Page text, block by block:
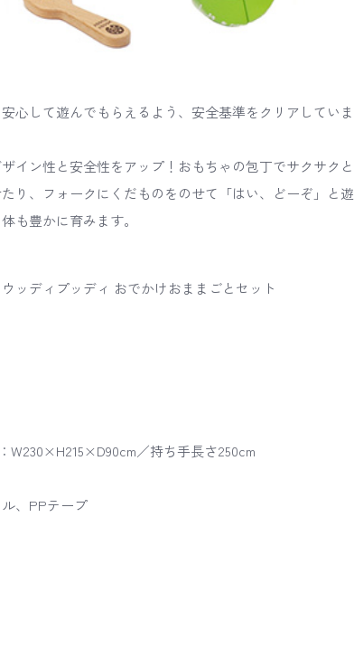
心して遊んでもらえるよう、安全基準をクリアしていま
イン性と安全性をアップ！おもちゃの包丁でサクサクと
り、フォークにくだものをのせて「はい、どーぞ」と遊
も豊かに育みます。
ッディプッディ おでかけおままごとセット
／持ち手長さ250cm
、PPテープ